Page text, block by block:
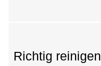
Richtig reinigen